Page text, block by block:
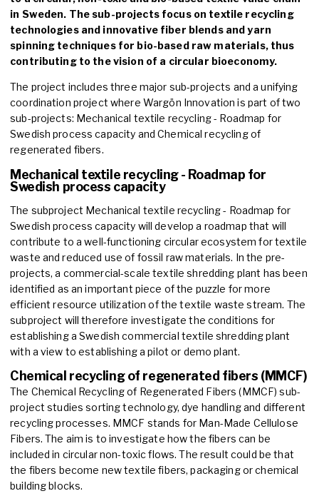
in Sweden. The sub-projects focus on textile recycling
technologies and innovative fiber blends and yarn
spinning techniques for bio-based raw materials, thus
contributing to the vision of a circular bioeconomy.
The project includes three major sub-projects and a unifying
coordination project where Wargön Innovation is part of two
sub-projects: Mechanical textile recycling - Roadmap for
Swedish process capacity and Chemical recycling of
regenerated fibers.
Mechanical textile recycling - Roadmap for
Swedish process capacity
The subproject Mechanical textile recycling - Roadmap for
Swedish process capacity will develop a roadmap that will
contribute to a well-functioning circular ecosystem for textile
waste and reduced use of fossil raw materials. In the pre-
projects, a commercial-scale textile shredding plant has been
identified as an important piece of the puzzle for more
efficient resource utilization of the textile waste stream. The
subproject will therefore investigate the conditions for
establishing a Swedish commercial textile shredding plant
with a view to establishing a pilot or demo plant.
Chemical recycling of regenerated fibers (MMCF)
The Chemical Recycling of Regenerated Fibers (MMCF) sub-
project studies sorting technology, dye handling and different
recycling processes. MMCF stands for Man-Made Cellulose
Fibers. The aim is to investigate how the fibers can be
included in circular non-toxic flows. The result could be that
the fibers become new textile fibers, packaging or chemical
building blocks.